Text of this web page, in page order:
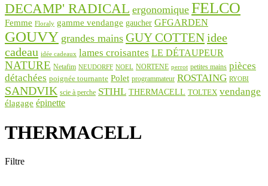
DECAMP' RADICAL ergonomique FELCO
Femme Floraly gamme vendange gaucher GFGARDEN
GOUVY grandes mains GUY COTTENidee
cadeau idée cadeaux lames croisantes LE DÉTAUPEUR
NATURE Netafim NEUDORFF NOEL NORTENE perrot petites mains pièces
détachées poignée tournante Polet programmateur ROSTAING RYOBI
SANDVIK scie à perche STIHL THERMACELL TOLTEX vendange
élagage épinette
THERMACELL
Filtre